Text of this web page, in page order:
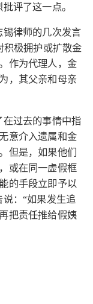
评了这一点。
锡律师的几次发言
积极拥护或扩散金
作为代理人，金
，其父亲和母亲
在过去的事情中指
意介入遗属和金
但是，如果他们
或在同一虚假框
的手段立即予以
：“如果发生追
把责任推给假姨